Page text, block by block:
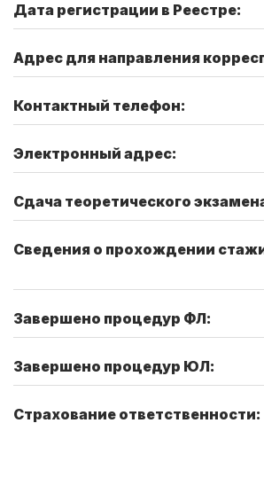
Дата регистрации в Реестре:
Адрес для направления
Контактный телефон:
Электронный адрес:
Сдача теоретического
Сведения о прохождении
Завершено процедур ФЛ:
Завершено процедур ЮЛ:
Страхование ответственности: